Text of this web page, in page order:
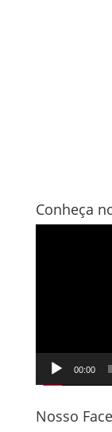
Conheça
00:00
Nosso